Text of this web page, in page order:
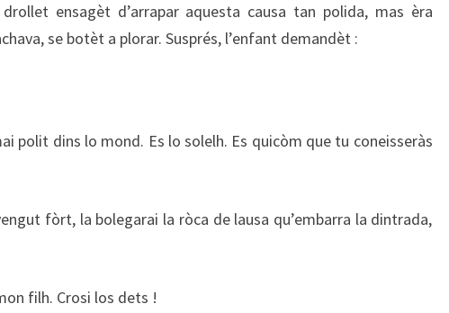
ensagèt d’arrapar aquesta causa tan polida, mas èra
se botèt a plorar. Susprés, l’enfant demandèt :
polit dins lo mond. Es lo solelh. Es quicòm que tu coneisseràs
fòrt, la bolegarai la ròca de lausa qu’embarra la dintrada,
filh. Crosi los dets !